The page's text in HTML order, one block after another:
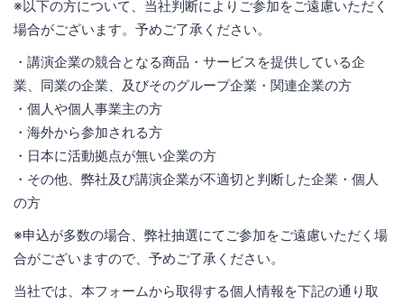
※以下の方について、当社判断によりご参加をご遠慮いただく
場合がございます。予めご了承ください。
・講演企業の競合となる商品・サービスを提供している企
業、同業の企業、及びそのグループ企業・関連企業の方
・個人や個人事業主の方
・海外から参加される方
・日本に活動拠点が無い企業の方
・その他、弊社及び講演企業が不適切と判断した企業・個人
の方
※申込が多数の場合、弊社抽選にてご参加をご遠慮いただく場
合がございますので、予めご了承ください。
当社では、本フォームから取得する個人情報を下記の通り取